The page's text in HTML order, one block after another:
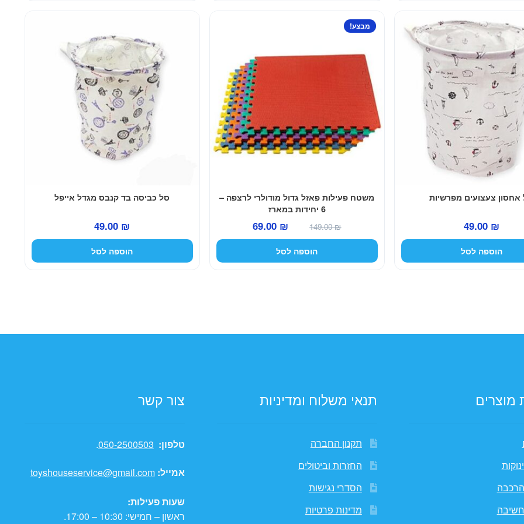
צעצועים מפרשיות
49.00 ₪
הוספה לסל
משטח פעילות פאזל גדול מודולרי לרצפה –
6 יחידות במארז
מבצע!
149.00₪
המחיר
המקורי
היה:
69.00 ₪
המחיר
הנוכחי
הוספה לסל
סל כביסה בד קנבס מגדל אייפל
49.00 ₪
הוספה לסל
מוצרים תנאי משלוח ומדיניות
תקנון החברה
החזרות וביטולים
הסדרי נגישות
מדינות פרטיות
צור קשר
טלפון: 050-2500503
.
אמייל: toyshouseservice@gmail.com
שעות פעילות:
ראשון – חמישי: 10:30 – 17:00.